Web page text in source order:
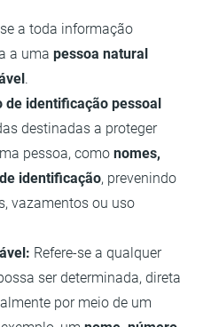
a toda informação
a umapessoa natural
.
de identificação pessoal
destinadas a proteger
pessoa, comonomes,
identificação, prevenindo
vazamentos ou uso
Refere-se a qualquer
ser determinada, direta
por meio de um